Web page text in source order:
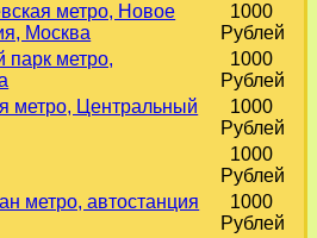
метро, Новое
Москва
1000
Рублей
парк метро,
1000
Рублей
метро, Центральный
1000
Рублей
1000
Рублей
метро, автостанция
1000
Рублей